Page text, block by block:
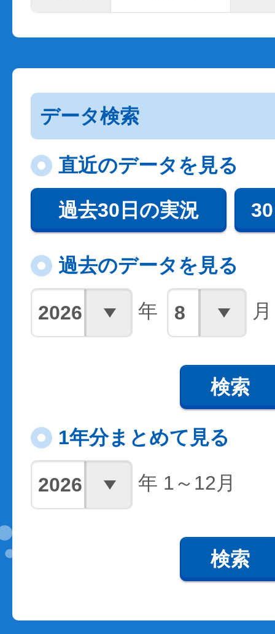
データ検索
直近のデータを見る
過去30日の実況
過去のデータを見る
年 月
検索
1年分まとめて見る
年 1～12月
検索